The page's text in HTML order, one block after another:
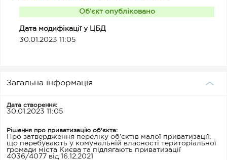
Об’єкт опубліковано
Дата модифікації у ЦБД
30.01.2023 11:05
Загальна інформація
Дата створення:
30.01.2023 11:05
Рішення про приватизацію об'єкта:
Про затвердження переліку об'єктів малої приватизації,
що перебувають у комунальній власності територіальної
громади міста Києва та підлягають приватизації
4036/4077 від 16.12.2021